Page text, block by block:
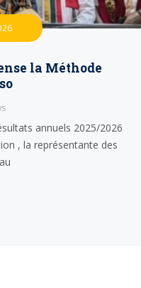
la Méthode
annuels 2025/2026
, la représentante des